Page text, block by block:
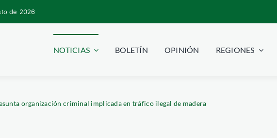
de 2026
NOTICIAS BOLETÍN OPINIÓN REGIONES
organización criminal implicada en tráfico ilegal de madera